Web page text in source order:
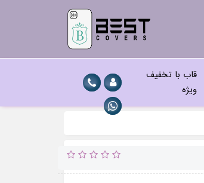
قاب با تخفیف
ویژه